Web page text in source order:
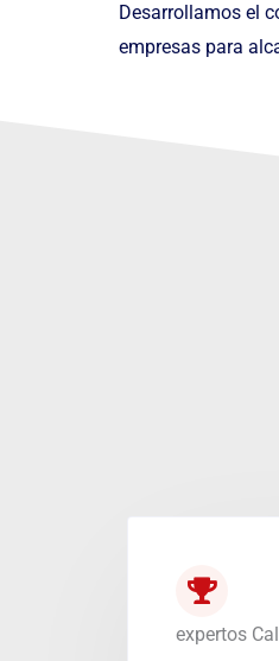
Desarrollamos el
empresas para
expertos